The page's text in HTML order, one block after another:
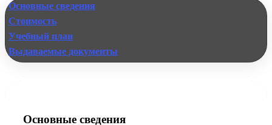
Основные сведения
Стоимость
Учебный план
Выдаваемые документы
Основные сведения